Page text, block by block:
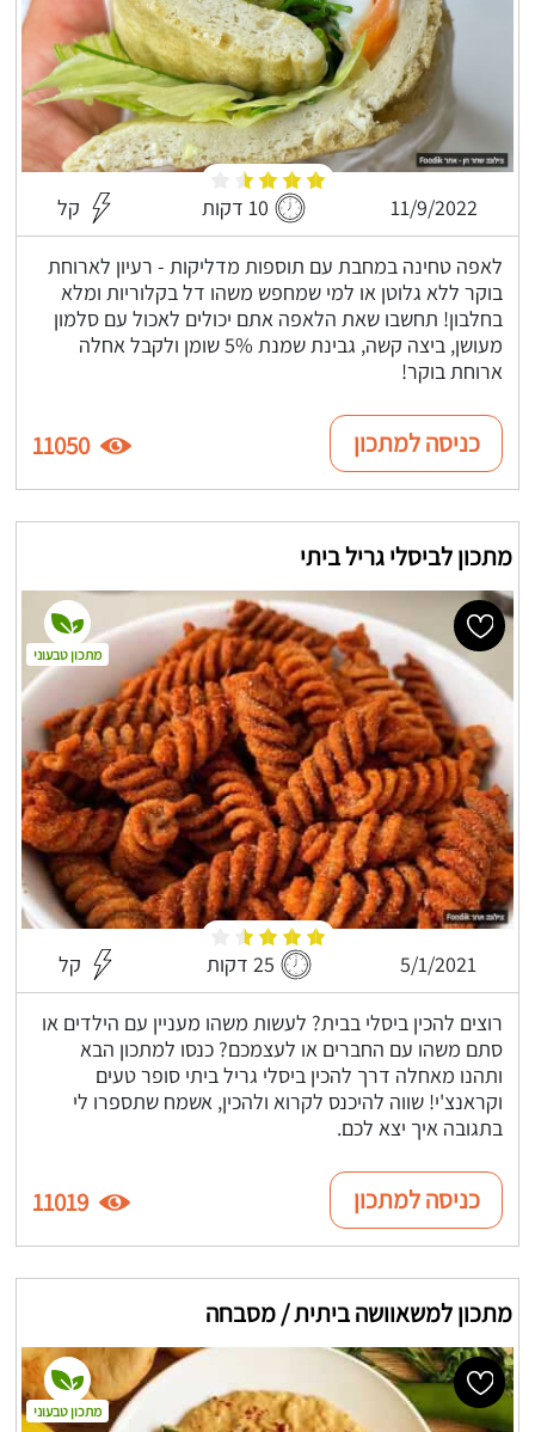
11/9/2022 10 דקות קל
לאפה טחינה במחבת עם תוספות מדליקות - רעיון לארוחת
בוקר ללא גלוטן או למי שמחפש משהו דל בקלוריות ומלא
בחלבון! תחשבו שאת הלאפה אתם יכולים לאכול עם סלמון
מעושן, ביצה קשה, גבינת שמנת 5% שומן ולקבל אחלה
ארוחת בוקר!
כניסה למתכון 11050
מתכון לביסלי גריל ביתי
5/1/2021 25 דקות קל
רוצים להכין ביסלי בבית? לעשות משהו מעניין עם הילדים או
סתם משהו עם החברים או לעצמכם? כנסו למתכון הבא
ותהנו מאחלה דרך להכין ביסלי גריל ביתי סופר טעים
וקראנצ'י! שווה להיכנס לקרוא ולהכין, אשמח שתספרו לי
בתגובה איך יצא לכם.
מתכון טבעוני
כניסה למתכון 11019
מתכון למשאוושה ביתית / מסבחה
מתכון טבעוני